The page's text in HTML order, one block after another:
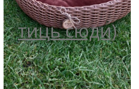
тиць сюди)